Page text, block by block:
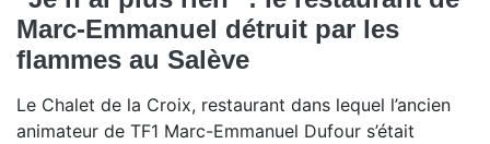
Marc-Emmanuel détruit par les
flammes au Salève
Le Chalet de la Croix, restaurant dans lequel l’ancien
animateur de TF1 Marc-Emmanuel Dufour s’était